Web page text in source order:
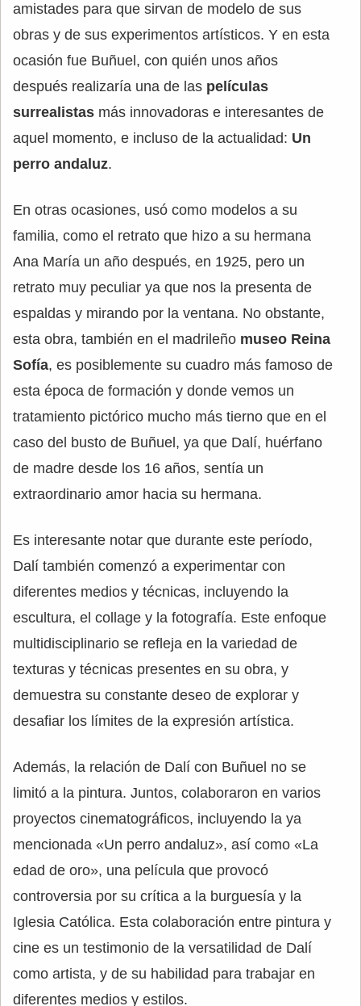
amistades para que sirvan de modelo de sus
obras y de sus experimentos artísticos. Y en esta
ocasión fue Buñuel, con quién unos años
después realizaría una de las películas
surrealistas más innovadoras e interesantes de
aquel momento, e incluso de la actualidad: Un
perro andaluz.
En otras ocasiones, usó como modelos a su
familia, como el retrato que hizo a su hermana
Ana María un año después, en 1925, pero un
retrato muy peculiar ya que nos la presenta de
espaldas y mirando por la ventana. No obstante,
esta obra, también en el madrileño museo Reina
Sofía, es posiblemente su cuadro más famoso de
esta época de formación y donde vemos un
tratamiento pictórico mucho más tierno que en el
caso del busto de Buñuel, ya que Dalí, huérfano
de madre desde los 16 años, sentía un
extraordinario amor hacia su hermana.
Es interesante notar que durante este período,
Dalí también comenzó a experimentar con
diferentes medios y técnicas, incluyendo la
escultura, el collage y la fotografía. Este enfoque
multidisciplinario se refleja en la variedad de
texturas y técnicas presentes en su obra, y
demuestra su constante deseo de explorar y
desafiar los límites de la expresión artística.
Además, la relación de Dalí con Buñuel no se
limitó a la pintura. Juntos, colaboraron en varios
proyectos cinematográficos, incluyendo la ya
mencionada «Un perro andaluz», así como «La
edad de oro», una película que provocó
controversia por su crítica a la burguesía y la
Iglesia Católica. Esta colaboración entre pintura y
cine es un testimonio de la versatilidad de Dalí
como artista, y de su habilidad para trabajar en
diferentes medios y estilos.